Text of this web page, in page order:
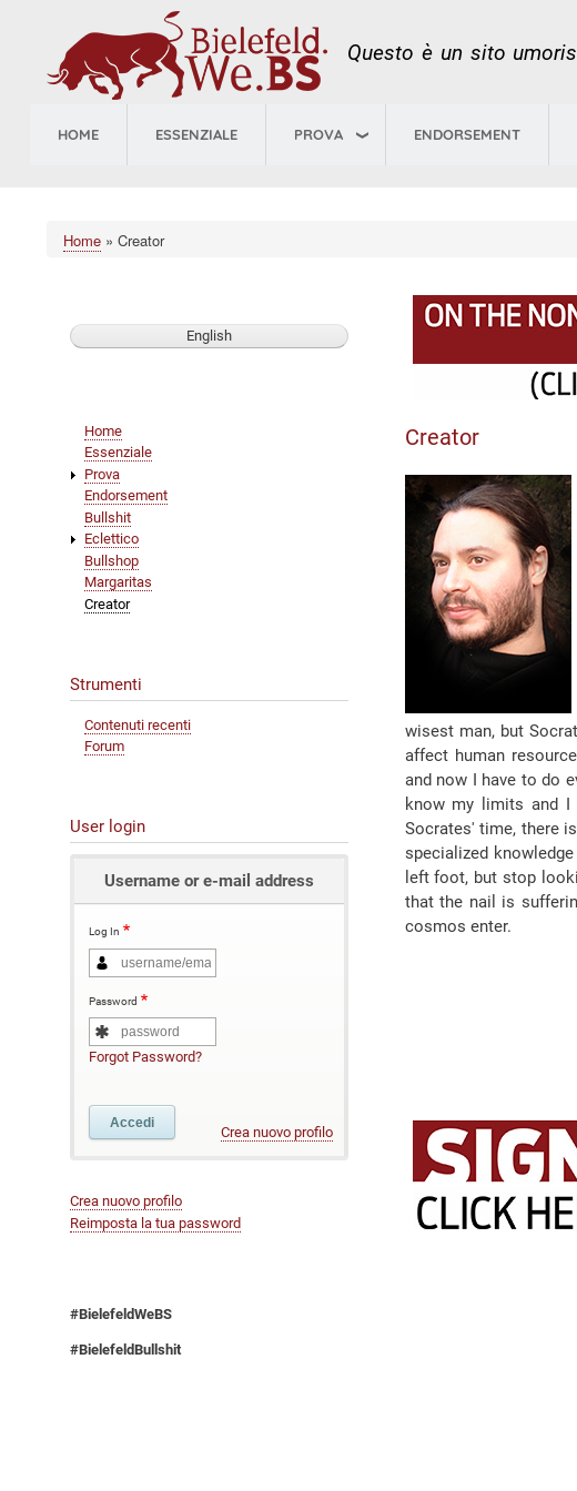
Questo è un sito
HOME ESSENZIALE PROVA ENDORSEMENT
Briciole
Home Creator
Creator
wisest man, but
affect human
and now I have to do
know my limits and
Socrates' time, there
specialized
left foot, but stop
that the nail is
cosmos enter.
English
navigation
Home
Essenziale
Prova
Endorsement
Bullshit
Eclettico
Bullshop
Margaritas
Creator
Strumenti
Contenuti recenti
Forum
User login
Username or e-mail address
Log In
Password
Forgot Password?
Crea nuovo profilo
Crea nuovo profilo
Reimposta la tua password
#BielefeldWeBS
#BielefeldBullshit